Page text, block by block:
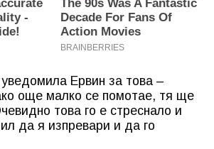
Ервин за това –
още малко се помотае, тя ще
това го е стреснало и
да я изпревари и да го